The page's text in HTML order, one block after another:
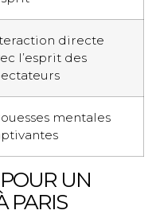
directe
l’esprit des
mentales
UN
PARIS